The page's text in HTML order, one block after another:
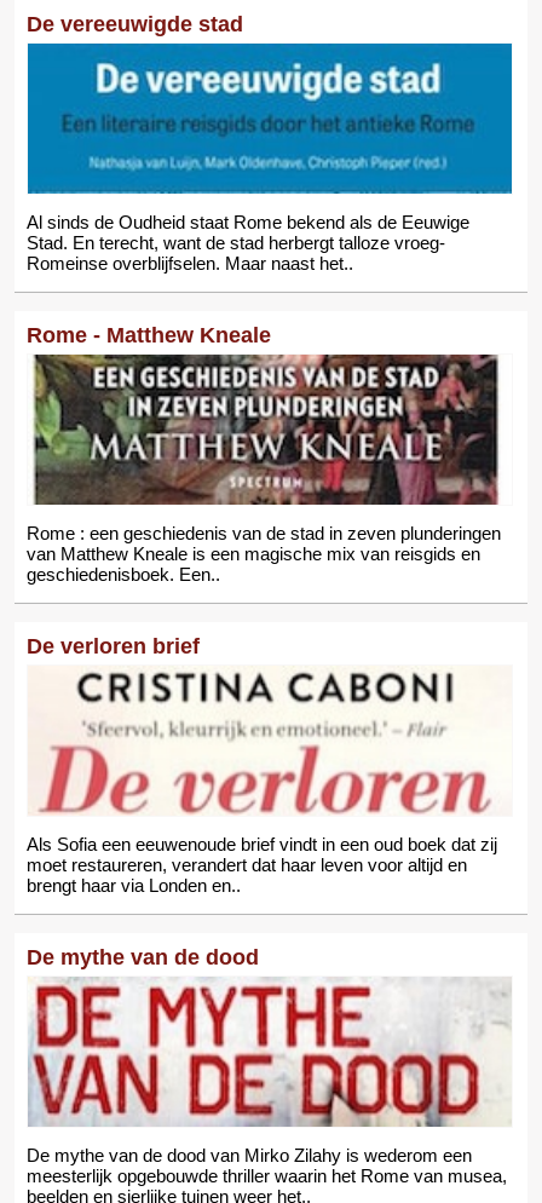
De vereeuwigde stad
Al sinds de Oudheid staat Rome bekend als de Eeuwige
Stad. En terecht, want de stad herbergt talloze vroeg-
Romeinse overblijfselen. Maar naast het..
Rome - Matthew Kneale
Rome : een geschiedenis van de stad in zeven plunderingen
van Matthew Kneale is een magische mix van reisgids en
geschiedenisboek. Een..
De verloren brief
Als Sofia een eeuwenoude brief vindt in een oud boek dat zij
moet restaureren, verandert dat haar leven voor altijd en
brengt haar via Londen en..
De mythe van de dood
De mythe van de dood van Mirko Zilahy is wederom een
meesterlijk opgebouwde thriller waarin het Rome van musea,
beelden en sierlijke tuinen weer het..